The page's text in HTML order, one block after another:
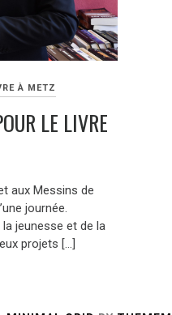
À METZ
LE LIVRE
aux Messins de
journée.
jeunesse et de la
projets […]